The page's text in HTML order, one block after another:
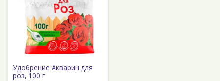
Удобрение Акварин для
роз, 100 г